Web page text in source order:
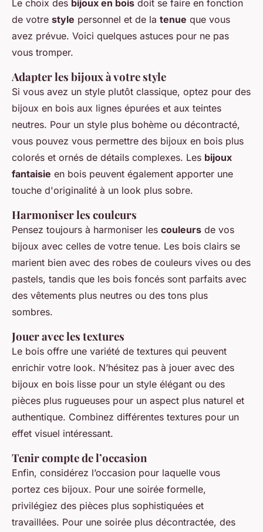
Le choix des bijoux en bois doit se faire en fonction
de votre style personnel et de la tenue que vous
avez prévue. Voici quelques astuces pour ne pas
vous tromper.
Adapter les bijoux à votre style
Si vous avez un style plutôt classique, optez pour des
bijoux en bois aux lignes épurées et aux teintes
neutres. Pour un style plus bohème ou décontracté,
vous pouvez vous permettre des bijoux en bois plus
colorés et ornés de détails complexes. Les bijoux
fantaisie en bois peuvent également apporter une
touche d'originalité à un look plus sobre.
Harmoniser les couleurs
Pensez toujours à harmoniser les couleurs de vos
bijoux avec celles de votre tenue. Les bois clairs se
marient bien avec des robes de couleurs vives ou des
pastels, tandis que les bois foncés sont parfaits avec
des vêtements plus neutres ou des tons plus
sombres.
Jouer avec les textures
Le bois offre une variété de textures qui peuvent
enrichir votre look. N’hésitez pas à jouer avec des
bijoux en bois lisse pour un style élégant ou des
pièces plus rugueuses pour un aspect plus naturel et
authentique. Combinez différentes textures pour un
effet visuel intéressant.
Tenir compte de l’occasion
Enfin, considérez l’occasion pour laquelle vous
portez ces bijoux. Pour une soirée formelle,
privilégiez des pièces plus sophistiquées et
travaillées. Pour une soirée plus décontractée, des